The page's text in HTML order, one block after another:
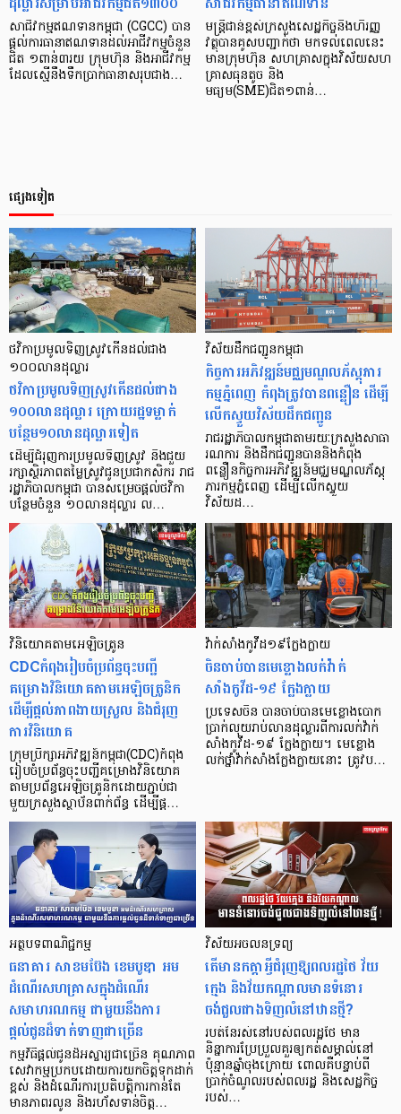
សាជីវកម្មឥណទានកម្ពុជា (CGCC) បាន
ផ្តល់ការធានាឥណទានដល់អាជីវកម្មចំនួន
ជិត ១ពាន់៣រយ ក្រុមហ៊ុន និងអាជីវកម្ម
ដែលស្មើនឹងទឹកប្រាក់ធានាសរុបជាង…
មន្ត្រីជាន់ខ្ពស់ក្រសួងសេដ្ឋកិច្ចនិងហិរញ្ញ
វត្ថុបានគូសបញ្ជាក់ថា មកទល់ពេលនេះ
មានក្រុមហ៊ុន សហគ្រាសក្នុងវិស័យសហ
គ្រាសធុនតូច និង
មធ្យម(SME)ជិត១ពាន់…
ផ្សេងទៀត
ថវិកាប្រមូលទិញស្រូវកើនដល់ជាង
១០០លានដុល្លារ
ថវិកាប្រមូលទិញស្រូវកើនដល់ជាង
១០០លានដុល្លារ ក្រោយរដ្ឋទម្លាក់
បន្ថែម១០លានដុល្លារទៀត
ដើម្បីជំរុញការប្រមូលទិញស្រូវ និងជួយ
រក្សាស្ថិរភាពតម្លៃស្រូវជូនប្រជាកសិករ រាជ
រដ្ឋាភិបាលកម្ពុជា បានសម្រេចផ្តល់ថវិកា
បន្ថែមចំនួន ១០លានដុល្លារ ល…
វិស័យដឹកជញ្ជូនកម្ពុជា
កិច្ចការអភិវឌ្ឍន៍មជ្ឈមណ្ឌលភ័ស្តុភារ
កម្មភ្នំពេញ កំពុងត្រូវបានពន្លឿន ដើម្បី
លើកស្ទួយវិស័យដឹកជញ្ជូន
រាជរដ្ឋាភិបាលកម្ពុជាតាមរយៈក្រសួងសាធា
រណការ និងដឹកជញ្ជូនបាននិងកំពុង
ពន្លឿនកិច្ចការអភិវឌ្ឍន៍មជ្ឈមណ្ឌលភ័ស្តុ
ភារកម្មភ្នំពេញ ដើម្បីលើកស្ទួយ
វិស័យដ…
វិនិយោគតាមអេឡិចត្រូន
CDCកំពុងរៀបចំប្រព័ន្ធចុះបញ្ជី
គម្រោងវិនិយោគតាមអេឡិចត្រូនិក
ដើម្បីផ្តល់ភាពងាយស្រួល និងជំរុញ
ការវិនិយោគ
ក្រុមប្រឹក្សាអភិវឌ្ឍន៍កម្ពុជា(CDC)កំពុង
រៀបចំប្រព័ន្ធចុះបញ្ជីគម្រោងវិនិយោគ
តាមប្រព័ន្ធអេឡិចត្រូនិកដោយភ្ជាប់ជា
មួយក្រសួងស្ថាប័នពាក់ព័ន្ធ ដើម្បីផ្ត…
វ៉ាក់សាំងកូវីដ១៩ក្លែងក្លាយ
ចិនចាប់បានមេខ្លោងលក់វ៉ាក់
សាំងកូវីដ-១៩ ក្លែងក្លាយ
ប្រទេសចិន បានចាប់បានមេខ្លោងបោក
ប្រាក់លុយរាប់លានដុល្លារពីការលក់វ៉ាក់
សាំងកូវីដ-១៩ ក្លែងក្លាយ។ មេខ្លោង
លក់ថ្នាំវ៉ាក់សាំងក្លែងក្លាយនោះ ត្រូវប…
អត្ថបទពាណិជ្ជកម្ម
ធនាគារ សាខមប៊ែង ខេមបូឌា អម
ដំណើរសហគ្រាសក្នុងដំណើរ
សមាហរណកម្ម ជាមួយនឹងការ
ផ្តល់ជូនដ៏ទាក់ទាញជាច្រើន
កម្មវិធីផ្តល់ជូនដ៏អស្ចារ្យជាច្រើន គុណភាព
សេវាកម្មប្រកបដោយការយកចិត្តទុកដាក់
ខ្ពស់ និងដំណើរការប្រតិបត្តិការកាន់តែ
មានភាពរលូន និងរហ័សទាន់ចិត្ត…
វិស័យអចលនទ្រព្យ
តើមានកត្តាអ្វីជំរុញឱ្យពលរដ្ឋថៃ វ័យ
ក្មេង និងវ័យកណ្តាលមានទំនោរ
ចង់ជួលជាងទិញលំនៅឋានថ្មី?
របត់នៃរស់នៅរបស់ពលរដ្ឋថៃ មាន
និន្នាការប្រែប្រួលគួរឲ្យកត់សម្គាល់នៅ
ប៉ុន្មានឆ្នាំចុងក្រោយ ពោលគឺបន្ទាប់ពី
ប្រាក់ចំណូលរបស់ពលរដ្ឋ និងសេដ្ឋកិច្ច
របស់…